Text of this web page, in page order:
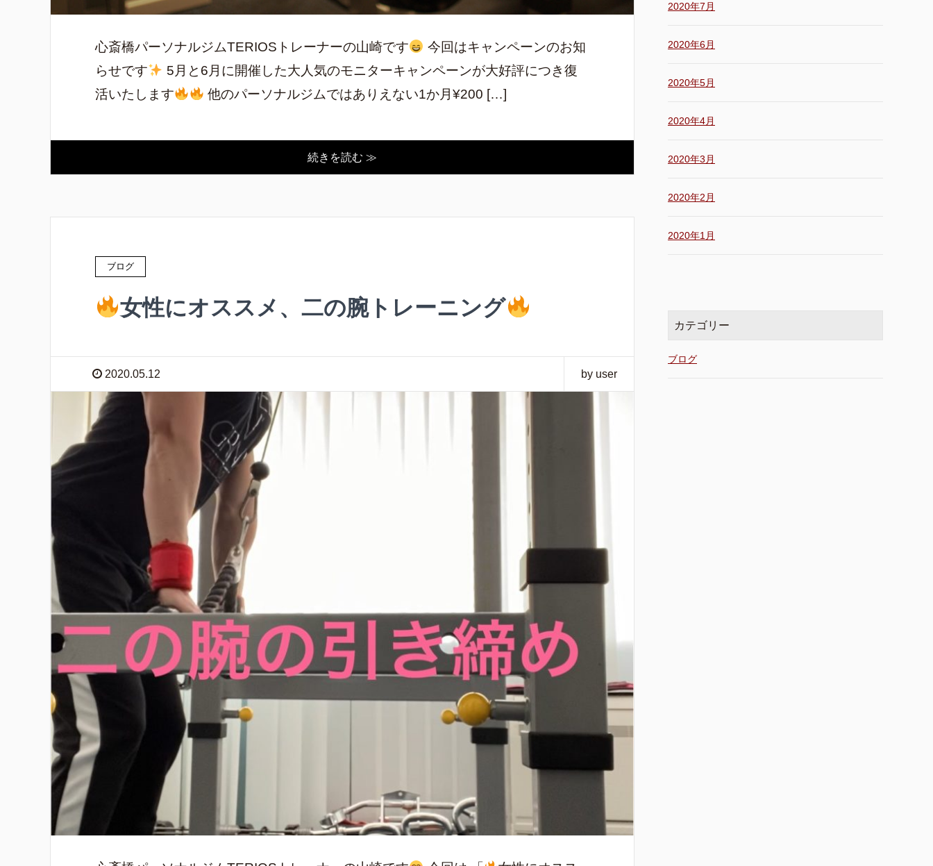
心斎橋パーソナルジムTERIOSトレーナーの山崎です
今回はキャンペーンのお知
らせです
5月と6月に開催した大人気のモニターキャンペーンが大好評につき復
活いたします
他のパーソナルジムではありえない1か月¥200 […]
続きを読む ≫
ブログ
女性にオススメ、二の腕トレーニング
2020.05.12 by user
2020年7月
2020年6月
2020年5月
2020年4月
2020年3月
2020年2月
2020年1月
カテゴリー
ブログ